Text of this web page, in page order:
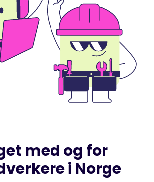
med og for
i Norge